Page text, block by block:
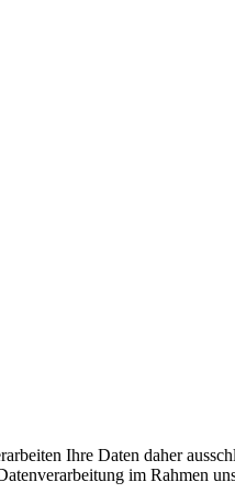
Ihre Daten daher
im Rahmen